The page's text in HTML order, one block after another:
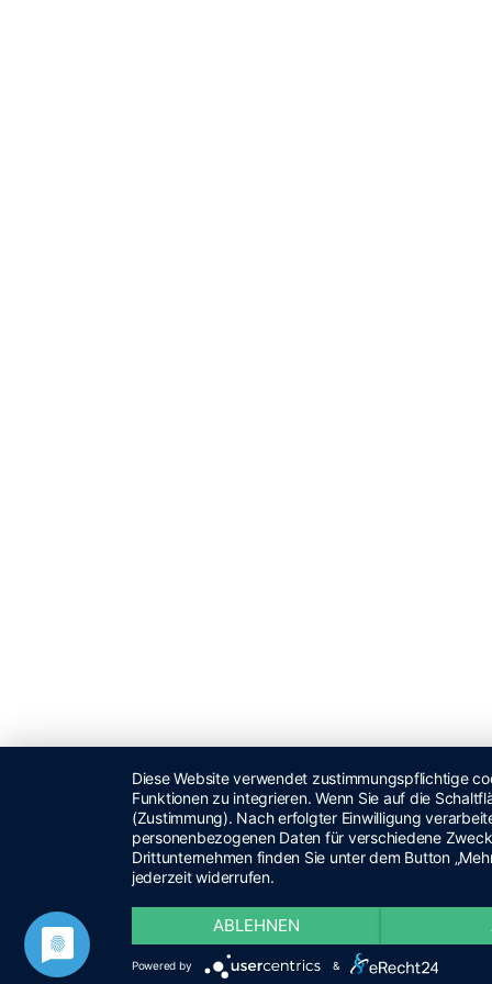
Diese Website verwendet zustimmungspflichtige
Funktionen zu integrieren. Wenn Sie auf die
(Zustimmung). Nach erfolgter Einwilligung
personenbezogenen Daten für verschiedene
Drittunternehmen finden Sie unter dem Button
jederzeit widerrufen.
ABLEHNEN
Powered by &